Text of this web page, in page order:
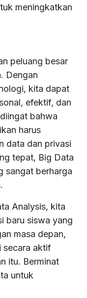
meningkatkan
peluang besar
Dengan
kita dapat
efektif, dan
bahwa
harus
data dan privasi
tepat, Big Data
sangat berharga
Analysis, kita
baru siswa yang
masa depan,
secara aktif
itu. Berminat
untuk